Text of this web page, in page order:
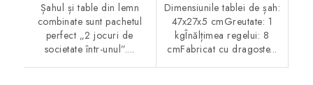
Șahul și table din lemn
combinate sunt pachetul
perfect „2 jocuri de
societate într-unul”....
Dimensiunile tablei de șah:
47x27x5 cmGreutate: 1
kgÎnălțimea regelui: 8
cmFabricat cu dragoste...